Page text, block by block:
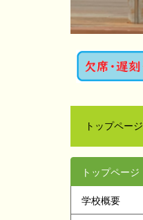
u
s
トップページ
トップページ
学校概要